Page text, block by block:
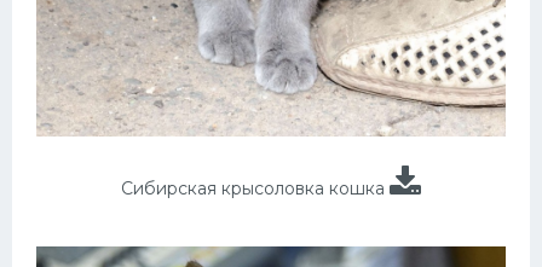
Сибирская крысоловка кошка